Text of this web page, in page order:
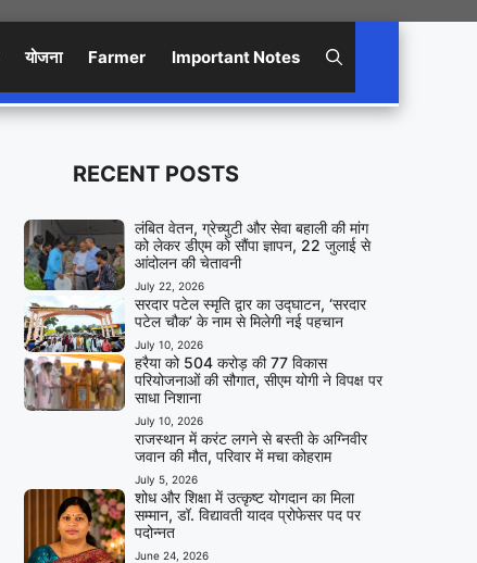
योजना Farmer Important Notes
RECENT POSTS
लंबित वेतन, ग्रेच्युटी और सेवा बहाली की मांग
को लेकर डीएम को सौंपा ज्ञापन, 22 जुलाई से
आंदोलन की चेतावनी
July 22, 2026
सरदार पटेल स्मृति द्वार का उद्घाटन, ‘सरदार
पटेल चौक’ के नाम से मिलेगी नई पहचान
July 10, 2026
हरैया को 504 करोड़ की 77 विकास
परियोजनाओं की सौगात, सीएम योगी ने विपक्ष पर
साधा निशाना
July 10, 2026
राजस्थान में करंट लगने से बस्ती के अग्निवीर
जवान की मौत, परिवार में मचा कोहराम
July 5, 2026
शोध और शिक्षा में उत्कृष्ट योगदान का मिला
सम्मान, डॉ. विद्यावती यादव प्रोफेसर पद पर
पदोन्नत
June 24, 2026